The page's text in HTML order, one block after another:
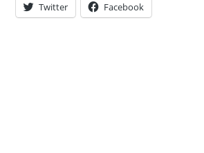
Twitter Facebook